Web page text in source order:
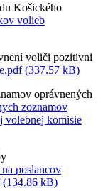
Košického
volieb
voliči pozitívni
(337.57 kB)
oprávnených
zoznamov
volebnej komisie
poslancov
(134.86 kB)